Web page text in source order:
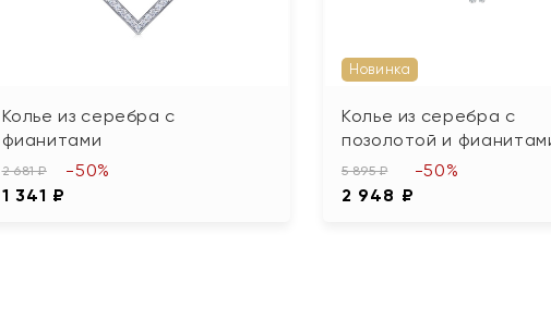
Колье из серебра с
фианитами
2 681 ₽
1 341 ₽
-50%
Новинка
Колье из серебра с
позолотой и
5 895 ₽
2 948 ₽
-50%